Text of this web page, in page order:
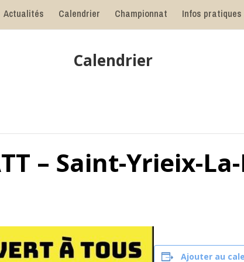
Actualités Calendrier Championnat Infos pratiques
Calendrier
– Saint-Yrieix-
Ajouter au